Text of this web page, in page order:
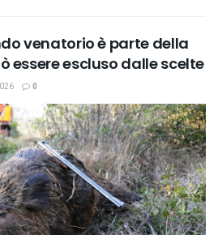
venatorio è parte della
essere escluso dalle scelte
0